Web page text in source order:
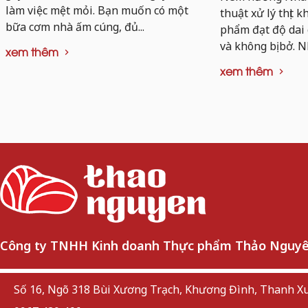
làm việc mệt mỏi. Bạn muốn có một
bữa cơm nhà ấm cúng, đủ...
xem thêm
thuật xử lý thịt
phẩm đạt độ
và không bị bở.
xem thêm
Công ty TNHH Kinh doanh Thực phẩm Thảo
Số 16, Ngõ 318 Bùi Xương Trạch, Khương Đình, Thanh